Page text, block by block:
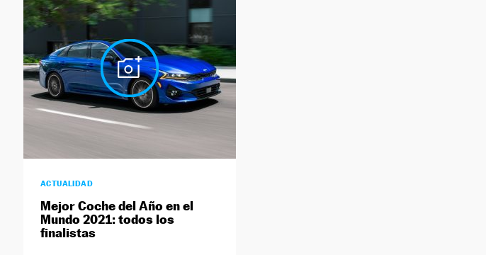
ACTUALIDAD
Mejor Coche del Año en el
Mundo 2021: todos los
finalistas